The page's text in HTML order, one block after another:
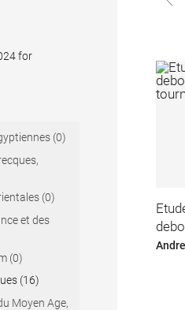
for
(0)
(0)
et des
(0)
(16)
Moyen Age,